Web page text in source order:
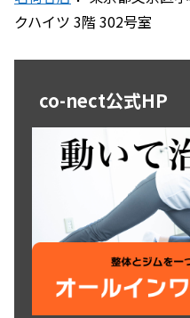
クハイツ 3階 302号室
co-nect公式HP